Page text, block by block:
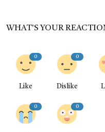
WHAT'S YOUR
0
Like
0
Dislike
0 0